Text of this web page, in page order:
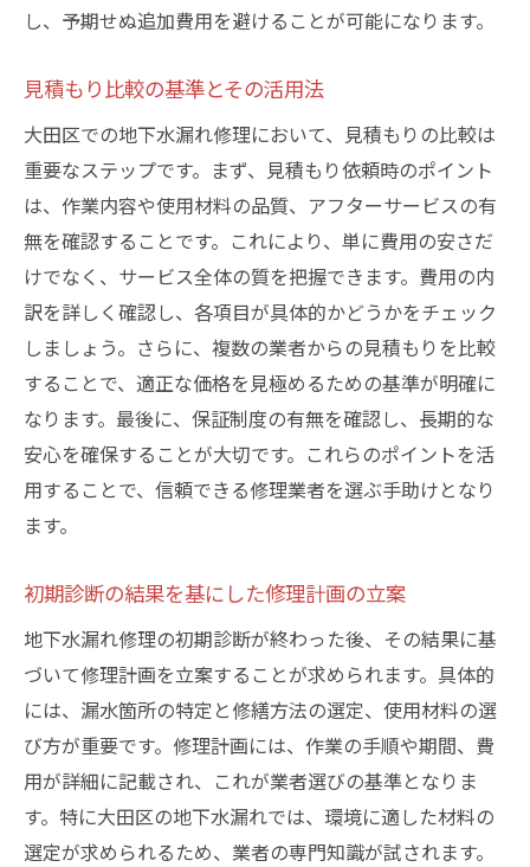
成功事例に見る効果的な修理方法
大田区における成功要因の分析
修理後の顧客満足度を高めるポイント
長期的な視点での対策とその効果
成功事例から学ぶ業者選定のポイント
し、予期せぬ追加費用を避けることが可能になります。
見積もり比較の基準とその活用法
大田区での地下水漏れ修理において、見積もりの比較は
重要なステップです。まず、見積もり依頼時のポイント
は、作業内容や使用材料の品質、アフターサービスの有
無を確認することです。これにより、単に費用の安さだ
けでなく、サービス全体の質を把握できます。費用の内
訳を詳しく確認し、各項目が具体的かどうかをチェック
しましょう。さらに、複数の業者からの見積もりを比較
することで、適正な価格を見極めるための基準が明確に
なります。最後に、保証制度の有無を確認し、長期的な
安心を確保することが大切です。これらのポイントを活
用することで、信頼できる修理業者を選ぶ手助けとなり
ます。
初期診断の結果を基にした修理計画の立案
地下水漏れ修理の初期診断が終わった後、その結果に基
づいて修理計画を立案することが求められます。具体的
には、漏水箇所の特定と修繕方法の選定、使用材料の選
び方が重要です。修理計画には、作業の手順や期間、費
用が詳細に記載され、これが業者選びの基準となりま
す。特に大田区の地下水漏れでは、環境に適した材料の
選定が求められるため、業者の専門知識が試されます。